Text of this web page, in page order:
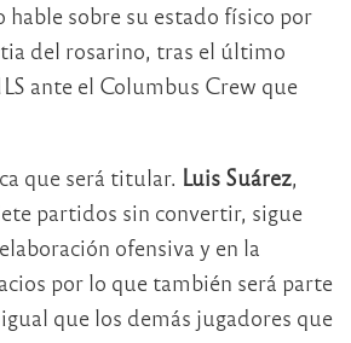
hable sobre su estado físico por
del rosarino, tras el último
ante el Columbus Crew que
que será titular. Luis Suárez,
partidos sin convertir, sigue
ofensiva y en la
por lo que también será parte
que los demás jugadores que